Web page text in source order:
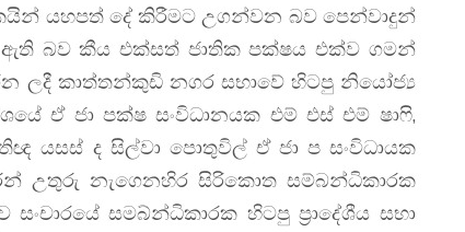
යහපත් දේ කිරීමට උගන්වන බව පෙන්වාදුන්
ඇති බව කීය එක්සත් ජාතික පක්ෂය එක්ව ගමන්
ලදී කාත්තන්කුඩි නගර සභාවේ හිටපු නියෝජ්‍ය
ඒ ජා පක්ෂ සංවිධානයක එම් එස් එම් ෂාෆි,
යසස් ද සිල්වා පොතුවිල් ඒ ජා ප සංවිධායක
උතුරු නැගෙනහිර සිරිකොත සම්බන්ධිකාරක
සමබ්න්ධිකාරක හිටපු ප්‍රාදේශීය සභා